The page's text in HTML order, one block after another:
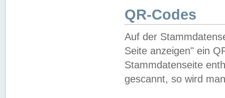
QR-Codes
Auf der
Seite anzeigen" ein
Stammdatenseite
gescannt, so wird